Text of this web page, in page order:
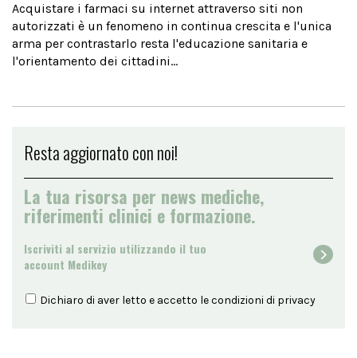
Acquistare i farmaci su internet attraverso siti non
autorizzati è un fenomeno in continua crescita e l'unica
arma per contrastarlo resta l'educazione sanitaria e
l'orientamento dei cittadini...
Resta aggiornato con noi!
La tua risorsa per news mediche,
riferimenti clinici e formazione.
Iscriviti al servizio utilizzando il tuo
account Medikey
Dichiaro di aver letto e accetto le condizioni di privacy